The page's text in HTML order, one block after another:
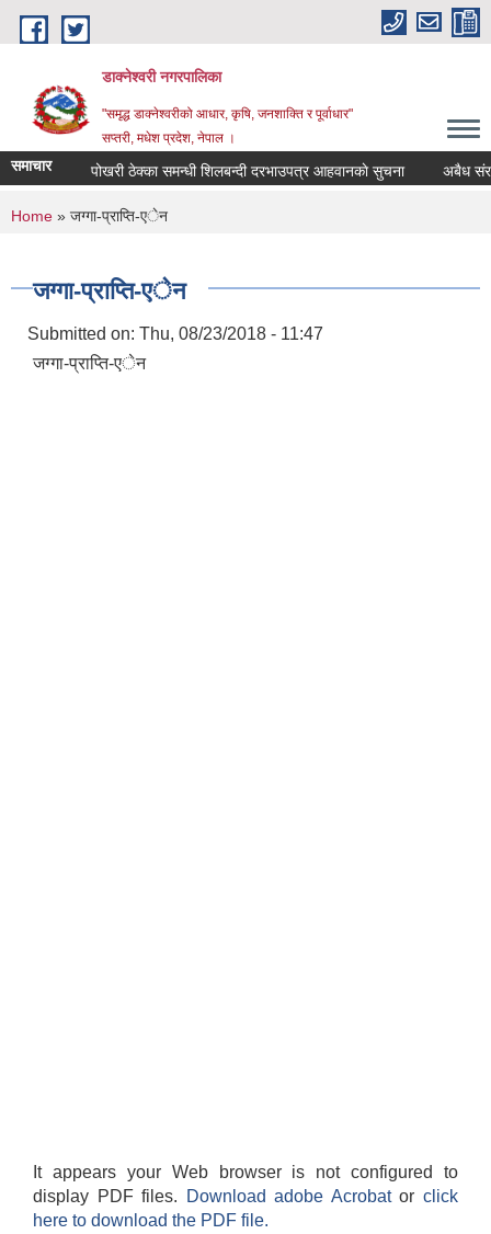
Skip to main content
डाक्नेश्वरी नगरपालिका
"समृद्ध डाक्नेश्वरीको आधार, कृषि, जनशाक्ति र पूर्वाधार"
सप्तरी, मधेश प्रदेश, नेपाल ।
समाचार पोखरी ठेक्का समन्धी शिलबन्दी दरभाउपत्र आहवानकाे सुचना अबैध
You are here
Home » जग्गा-प्राप्ति-एेन
जग्गा-प्राप्ति-एेन
Submitted on: Thu, 08/23/2018 - 11:47
जग्गा-प्राप्ति-एेन
It appears your Web browser is not configured to
display PDF files.
Download adobe Acrobatorclick
here to download the PDF file.